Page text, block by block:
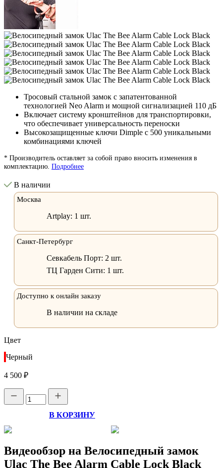
Тросовый стальной замок с запатентованной
технологией Neo Alarm и мощной сигнализацией 110 дБ
Включает систему кронштейнов для транспортировки,
что обеспечивает универсальность переноски
Высокозащищенные ключи Dimple с 500 уникальными
комбинациями ключей
* Производитель оставляет за собой право вносить изменения в
комплектацию. Подробнее
В наличии
Москва
Artplay: 1 шт.
Санкт-Петербург
Севкабель Порт: 2 шт.
ТЦ Гарден Сити: 1 шт.
Доступно к онлайн заказу
В наличии на складе
Цвет
Черный
4 500 ₽
В КОРЗИНУ
Видеообзор на Велосипедный замок
Ulac The Bee Alarm Cable Lock Black